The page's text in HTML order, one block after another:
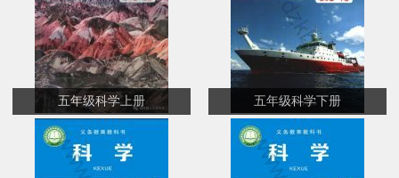
五年级科学上册 五年级科学下册